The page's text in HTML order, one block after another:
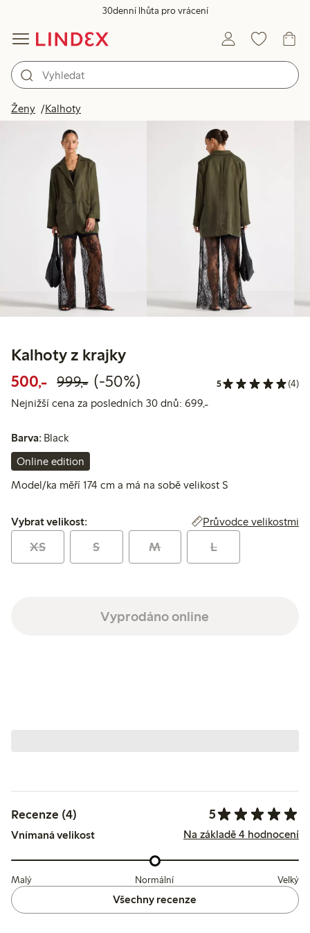
30denní lhůta pro vrácení
Ženy Kalhoty
Kalhoty z krajky
500,- Snížená cena: 500,00 Kč
999,-Běžná cena: 999,00 Kč
50% sleva
(-50%) 5 (4)
Nejnižší cena za posledních 30 dnů: 699,-Nejnižší cena za
Barva: Black
Online edition
Model/ka měří 174 cm a má na sobě velikost S
Vybrat velikost:
Vybrat velikost: Průvodce velikostmi
XS S M L
Vyprodáno online
Recenze (4) 5
Vnímaná velikost Na základě 4 hodnocení
Malý Normální Velký
Všechny recenze